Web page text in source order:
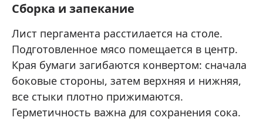
Сборка и запекание
Лист пергамента расстилается на столе.
Подготовленное мясо помещается в центр.
Края бумаги загибаются конвертом: сначала
боковые стороны, затем верхняя и нижняя,
все стыки плотно прижимаются.
Герметичность важна для сохранения сока.